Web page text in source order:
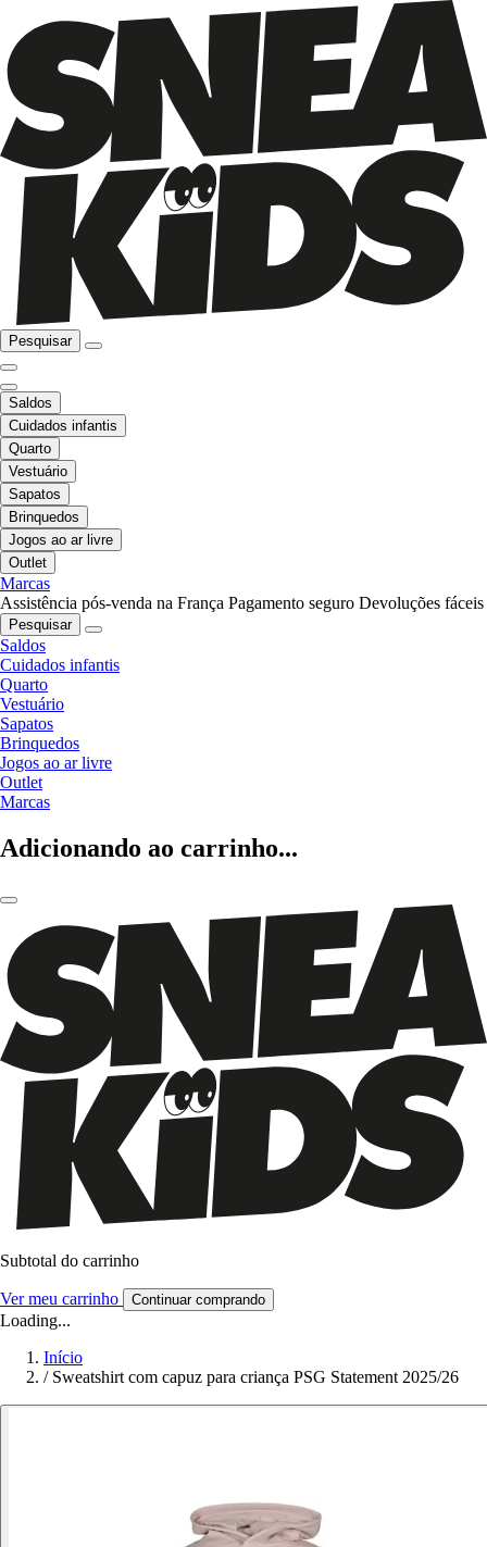
Pesquisar
Saldos
Cuidados infantis
Quarto
Vestuário
Sapatos
Brinquedos
Jogos ao ar livre
Outlet
Marcas
Assistência pós-venda na França Pagamento seguro Devoluções fáceis
Pesquisar
Saldos
Cuidados infantis
Quarto
Vestuário
Sapatos
Brinquedos
Jogos ao ar livre
Outlet
Marcas
Adicionando ao carrinho...
Subtotal do carrinho
Ver meu carrinho Continuar comprando
Loading...
Início
/ Sweatshirt com capuz para criança PSG Statement 2025/26